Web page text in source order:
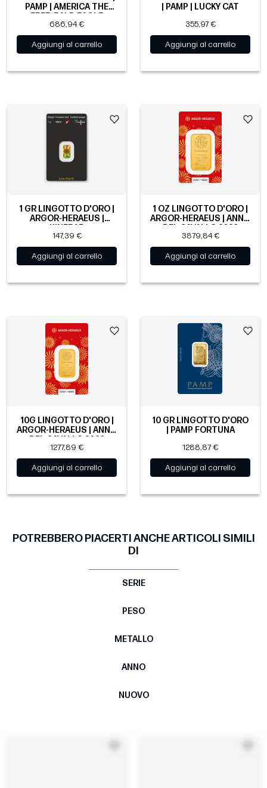
PAMP | AMERICA THE
686,94 €
Aggiungi al carrello
| PAMP | LUCKY CAT
355,97 €
Aggiungi al carrello
1 GR LINGOTTO D'ORO |
ARGOR-HERAEUS |
KINEBAR
147,39 €
Aggiungi al carrello
1 OZ LINGOTTO D'ORO |
ARGOR-HERAEUS | ANNO
DEL CAVALLO 2026
3879,84 €
Aggiungi al carrello
10G LINGOTTO D'ORO |
ARGOR-HERAEUS | ANNO
DEL CAVALLO 2026
1277,89 €
Aggiungi al carrello
10 GR LINGOTTO D'ORO
| PAMP FORTUNA
1288,87 €
Aggiungi al carrello
POTREBBERO PIACERTI ANCHE ARTICOLI SIMILI
DI
SERIE
PESO
METALLO
ANNO
NUOVO